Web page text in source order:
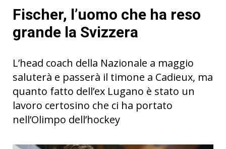
Fischer, l’uomo che ha reso
grande la Svizzera
L’head coach della Nazionale a maggio
saluterà e passerà il timone a Cadieux, ma
quanto fatto dell’ex Lugano è stato un
lavoro certosino che ci ha portato
nell’Olimpo dell’hockey